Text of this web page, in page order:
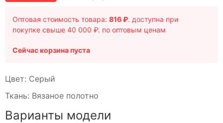
Туники домашние
Блузы
Водолазки
Джемперы
Костюмы
Майки
Оптовая стоимость товара: 816 ₽. доступна при
покупке свыше 40 000 ₽. по оптовым ценам
Сейчас корзина пуста
Цвет: Серый
Ткань: Вязаное полотно
Варианты модели